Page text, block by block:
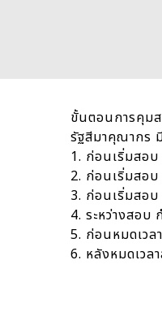
ขั้นตอนการคุม
รัฐสีมาคุณากร
1. ก่อนเริ่มสอ
2. ก่อนเริ่มสอ
3. ก่อนเริ่มสอ
4. ระหว่างสอบ
5. ก่อนหมดเวล
6. หลังหมดเวล